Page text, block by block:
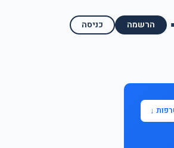
כניסה הרשמה
בתי השקעות למסחר עצמאי
ומדריכים ↓